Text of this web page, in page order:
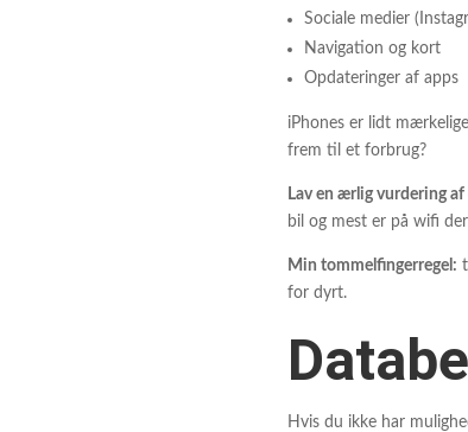
Sociale medier
Navigation og kort
Opdateringer af apps
iPhones er lidt
frem til et forbrug?
Lav en ærlig vurdering
bil og mest er på wifi
Min tommelfingerregel:
for dyrt.
Hvis du ikke har